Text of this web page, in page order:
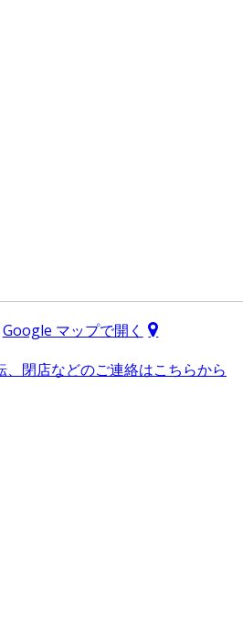
Google マップで開く
、閉店などのご連絡はこちらから